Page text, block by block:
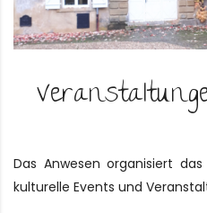
Das Anwesen organisiert
kulturelle Events und